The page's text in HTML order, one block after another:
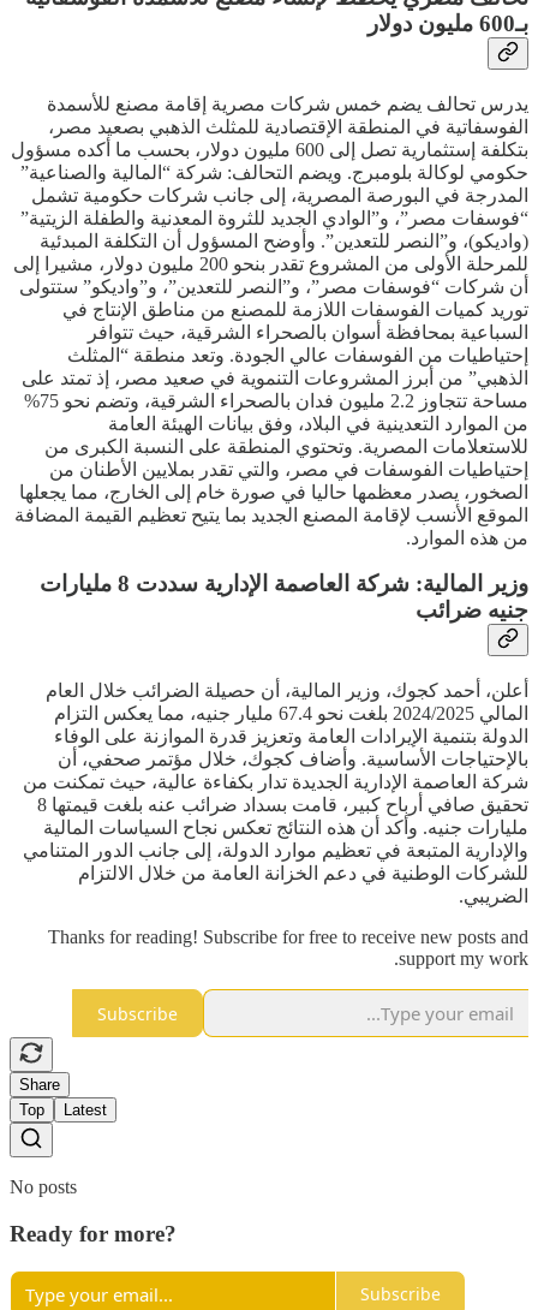
بـ600 مليون دولار
يدرس تحالف يضم خمس شركات مصرية إقامة مصنع للأسمدة
الفوسفاتية في المنطقة الإقتصادية للمثلث الذهبي بصعيد مصر،
بتكلفة إستثمارية تصل إلى 600 مليون دولار، بحسب ما أكده مسؤول
حكومي لوكالة بلومبرج. ويضم التحالف: شركة “المالية والصناعية”
المدرجة في البورصة المصرية، إلى جانب شركات حكومية تشمل
“فوسفات مصر”، و”الوادي الجديد للثروة المعدنية والطفلة الزيتية”
(واديكو)، و”النصر للتعدين”. وأوضح المسؤول أن التكلفة المبدئية
للمرحلة الأولى من المشروع تقدر بنحو 200 مليون دولار، مشيرا إلى
أن شركات “فوسفات مصر”، و”النصر للتعدين”، و”واديكو” ستتولى
توريد كميات الفوسفات اللازمة للمصنع من مناطق الإنتاج في
السباعية بمحافظة أسوان بالصحراء الشرقية، حيث تتوافر
إحتياطيات من الفوسفات عالي الجودة. وتعد منطقة “المثلث
الذهبي” من أبرز المشروعات التنموية في صعيد مصر، إذ تمتد على
مساحة تتجاوز 2.2 مليون فدان بالصحراء الشرقية، وتضم نحو 75%
من الموارد التعدينية في البلاد، وفق بيانات الهيئة العامة
للاستعلامات المصرية. وتحتوي المنطقة على النسبة الكبرى من
إحتياطيات الفوسفات في مصر، والتي تقدر بملايين الأطنان من
الصخور، يصدر معظمها حاليا في صورة خام إلى الخارج، مما يجعلها
الموقع الأنسب لإقامة المصنع الجديد بما يتيح تعظيم القيمة المضافة
من هذه الموارد.
وزير المالية: شركة العاصمة الإدارية سددت 8 مليارات
جنيه ضرائب
أعلن، أحمد كجوك، وزير المالية، أن حصيلة الضرائب خلال العام
المالي 2024/2025 بلغت نحو 67.4 مليار جنيه، مما يعكس التزام
الدولة بتنمية الإيرادات العامة وتعزيز قدرة الموازنة على الوفاء
بالإحتياجات الأساسية. وأضاف كجوك، خلال مؤتمر صحفي، أن
شركة العاصمة الإدارية الجديدة تدار بكفاءة عالية، حيث تمكنت من
تحقيق صافي أرباح كبير، قامت بسداد ضرائب عنه بلغت قيمتها 8
مليارات جنيه. وأكد أن هذه النتائج تعكس نجاح السياسات المالية
والإدارية المتبعة في تعظيم موارد الدولة، إلى جانب الدور المتنامي
للشركات الوطنية في دعم الخزانة العامة من خلال الالتزام
الضريبي.
Thanks for reading! Subscribe for free to receive new posts and
support my work.
Subscribe
Share
Top
Latest
No posts
Ready for more?
Subscribe